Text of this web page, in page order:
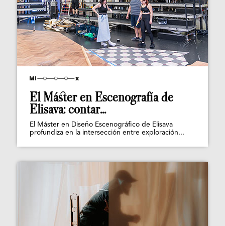
El Máster en Escenografía de
Elisava: contar...
El Máster en Diseño Escenográfico de Elisava
profundiza en la intersección entre exploración...